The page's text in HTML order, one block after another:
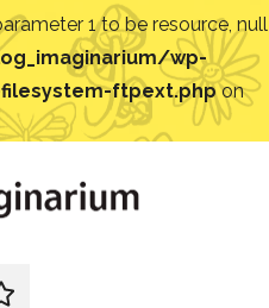
1 to be resource, null
wp-
ftpext.phpon